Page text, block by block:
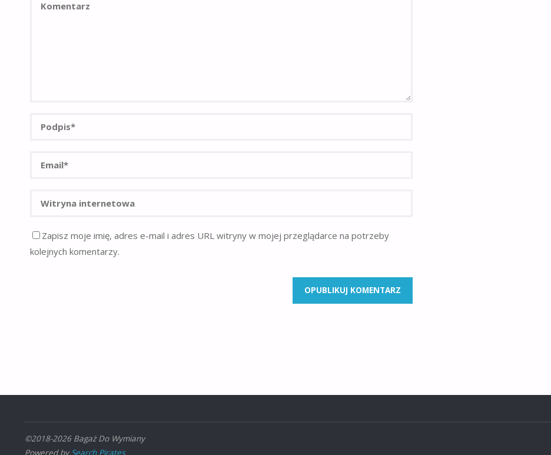
Zapisz moje imię, adres e-mail i adres URL witryny w mojej przeglądarce na potrzeby
kolejnych komentarzy.
©2018-2026 Bagaż Do Wymiany
Powered by Search Pirates